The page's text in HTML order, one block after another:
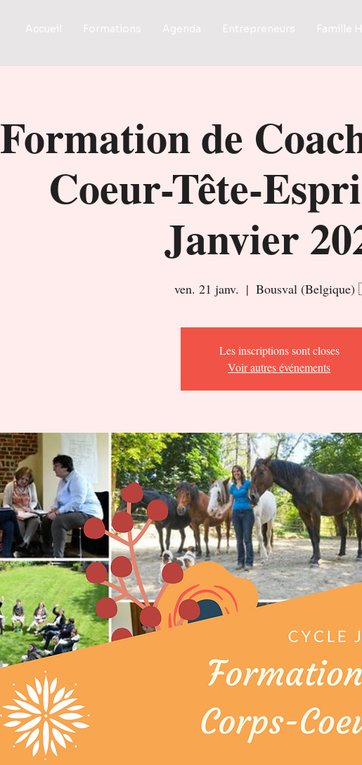
Accueil Formations Agenda Entrepreneurs Famille
Formation de
Coeur-Tête-
Janvier
ven. 21 janv.
  |
Bousval
Les inscriptions sont closes
Voir autres événements